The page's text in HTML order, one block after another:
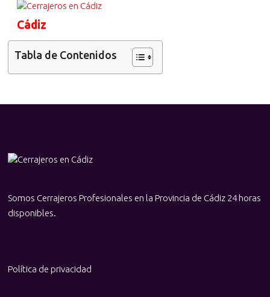
Cádiz
Tabla de Contenidos
Somos Cerrajeros Profesionales en la Provincia de Cádiz 24 horas
disponibles.
Política de privacidad